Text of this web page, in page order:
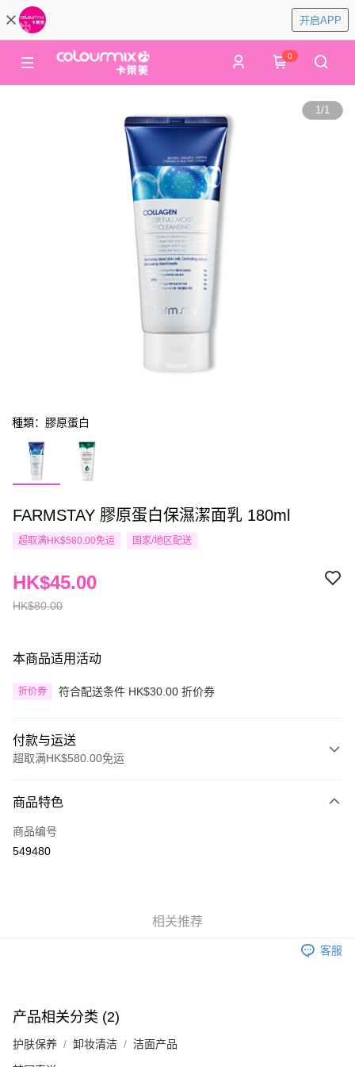
开启APP
0
1/1
種類：膠原蛋白
FARMSTAY 膠原蛋白保濕潔面乳 180ml
超取满HK$580.00免运 国家/地区配送
HK$80.00
HK$45.00
本商品适用活动
折价券 符合配送条件 HK$30.00 折价券
付款与运送
超取满HK$580.00免运
信用卡
Apple Pay
相关说明
銀行匯款 請將存款存到以下銀行帳戶，並於存款單據寫上訂單編號後電郵至
eshop@colourmix-cosmetics.com** **我們不會處理沒有提供存款單據的訂
运送方式
商品特色
商品编号
549480
相关推荐
客服
产品相关分类 (2)
护肤保养 卸妆清洁 洁面产品